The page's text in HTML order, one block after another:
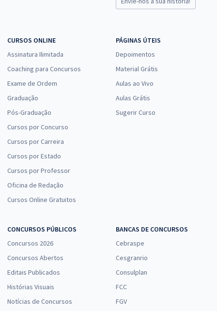
CURSOS ONLINE
Assinatura Ilimitada
Coaching para Concursos
Exame de Ordem
Graduação
Pós-Graduação
Cursos por Concurso
Cursos por Carreira
Cursos por Estado
Cursos por Professor
Oficina de Redação
Cursos Online Gratuitos
PÁGINAS ÚTEIS
Depoimentos
Material Grátis
Aulas ao Vivo
Aulas Grátis
Sugerir Curso
CONCURSOS PÚBLICOS
Concursos 2026
Concursos Abertos
Editais Publicados
Histórias Visuais
Notícias de Concursos
BANCAS DE CONCURSOS
Cebraspe
Cesgranrio
Consulplan
FCC
FGV